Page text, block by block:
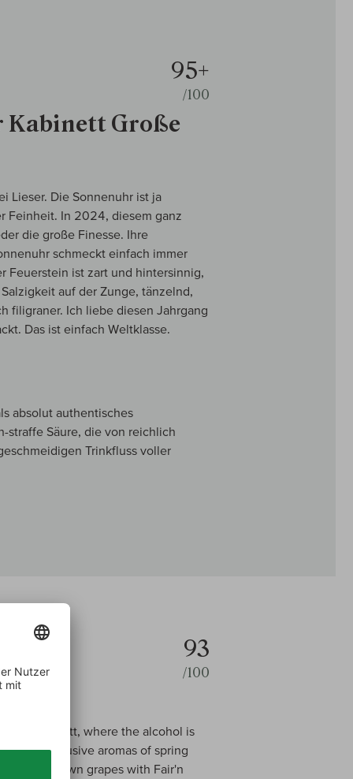
Kabinett Große
95+
/100
Lieser. Die Sonnenuhr ist ja
Feinheit. In 2024, diesem ganz
die große Finesse. Ihre
schmeckt einfach immer
Feuerstein ist zart und hintersinnig,
auf der Zunge, tänzelnd,
filigraner. Ich liebe diesen Jahrgang
Das ist einfach Weltklasse.
absolut authentisches
straffe Säure, die von reichlich
Trinkfluss voller
93
/100
Lage
Kabinett, where the alcohol is
and effusive aromas of spring
grown grapes with Fair'n